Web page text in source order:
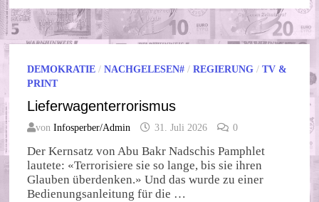
2026
DEMOKRATIE /NACHGELESEN# /REGIERUNG /TV &
PRINT
Lieferwagenterrorismus
vonInfosperber/Admin 31. Juli 2026 0
Der Kernsatz von Abu Bakr Nadschis Pamphlet
lautete: «Terrorisiere sie so lange, bis sie ihren
Glauben überdenken.» Und das wurde zu einer
Bedienungsanleitung für die …